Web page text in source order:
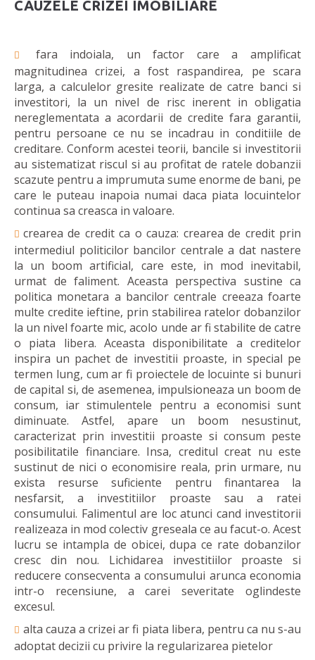
CAUZELE CRIZEI IMOBILIARE
fara indoiala, un factor care a amplificat
magnitudinea crizei, a fost raspandirea, pe scara
larga, a calculelor gresite realizate de catre banci si
investitori, la un nivel de risc inerent in obligatia
nereglementata a acordarii de credite fara garantii,
pentru persoane ce nu se incadrau in conditiile de
creditare. Conform acestei teorii, bancile si investitorii
au sistematizat riscul si au profitat de ratele dobanzii
scazute pentru a imprumuta sume enorme de bani, pe
care le puteau inapoia numai daca piata locuintelor
continua sa creasca in valoare.
crearea de credit ca o cauza: crearea de credit prin
intermediul politicilor bancilor centrale a dat nastere
la un boom artificial, care este, in mod inevitabil,
urmat de faliment. Aceasta perspectiva sustine ca
politica monetara a bancilor centrale creeaza foarte
multe credite ieftine, prin stabilirea ratelor dobanzilor
la un nivel foarte mic, acolo unde ar fi stabilite de catre
o piata libera. Aceasta disponibilitate a creditelor
inspira un pachet de investitii proaste, in special pe
termen lung, cum ar fi proiectele de locuinte si bunuri
de capital si, de asemenea, impulsioneaza un boom de
consum, iar stimulentele pentru a economisi sunt
diminuate. Astfel, apare un boom nesustinut,
caracterizat prin investitii proaste si consum peste
posibilitatile financiare. Insa, creditul creat nu este
sustinut de nici o economisire reala, prin urmare, nu
exista resurse suficiente pentru finantarea la
nesfarsit, a investitiilor proaste sau a ratei
consumului. Falimentul are loc atunci cand investitorii
realizeaza in mod colectiv greseala ce au facut-o. Acest
lucru se intampla de obicei, dupa ce rate dobanzilor
cresc din nou. Lichidarea investitiilor proaste si
reducere consecventa a consumului arunca economia
intr-o recensiune, a carei severitate oglindeste
excesul.
alta cauza a crizei ar fi piata libera, pentru ca nu s-au
adoptat decizii cu privire la regularizarea pietelor